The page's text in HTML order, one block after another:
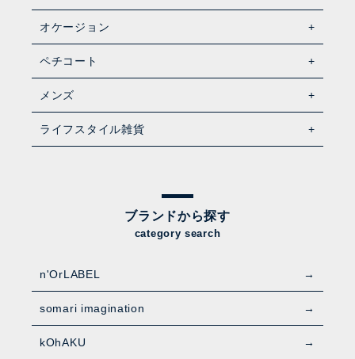
オケージョン
ペチコート
メンズ
ライフスタイル雑貨
ブランドから探す
category search
n'OrLABEL
somari imagination
kOhAKU